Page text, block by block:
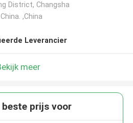
District, Changsha
,China
Leverancier
meer
beste prijs voor